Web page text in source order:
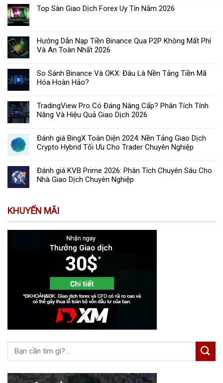
Top Sàn Giao Dịch Forex Uy Tín Năm 2026
Hướng Dẫn Nạp Tiền Binance Qua P2P Không Mất Phí
Và An Toàn Nhất 2026
So Sánh Binance Và OKX: Đâu Là Nền Tảng Tiền Mã
Hóa Hoàn Hảo?
TradingView Pro Có Đáng Nâng Cấp? Phân Tích Tính
Năng Và Hiệu Quả Giao Dịch 2026
Đánh giá BingX Toàn Diện 2024: Nền Tảng Giao Dịch
Crypto Hybrid Tối Ưu Cho Trader Chuyên Nghiệp
Đánh giá KVB Prime 2026: Phân Tích Chuyên Sâu Cho
Nhà Giao Dịch Chuyên Nghiệp
KHUYẾN MÃI